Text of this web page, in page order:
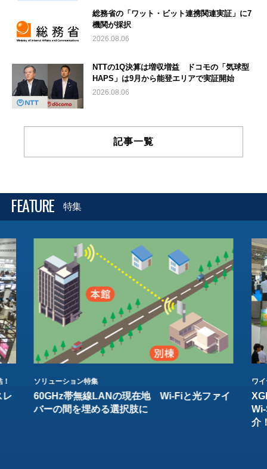
総務省の「ワット・ビット連携関連実証」に7
機関が採択
2026.08.06
NTTの1Q決算は増収増益 ドコモの「気球型
HAPS」は9月から能登エリアで実証開始
2026.08.06
記事一覧
FEATURE 特集
レ
ソリューション特集
60GHz帯無線LANの現在地 Wi-Fiと光ファイ
バーの間を埋める選択肢に
ワ
介